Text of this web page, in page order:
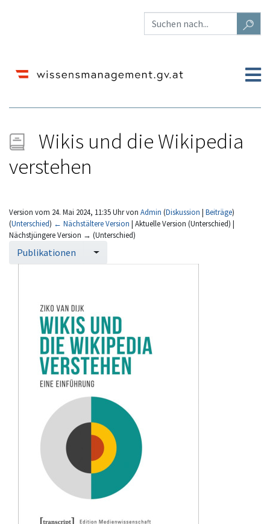
Wikis und die Wikipedia
verstehen
Version vom 24. Mai 2024, 11:35 Uhr von Admin (Diskussion | Beiträge)
(Unterschied) ← Nächstältere Version | Aktuelle Version (Unterschied) |
Nächstjüngere Version → (Unterschied)
Wechseln zu:
Publikationen